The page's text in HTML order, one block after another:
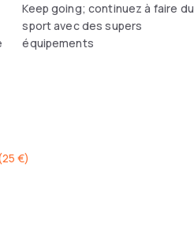
Keep going; continuez à faire du
sport avec des supers
équipements
25 €)